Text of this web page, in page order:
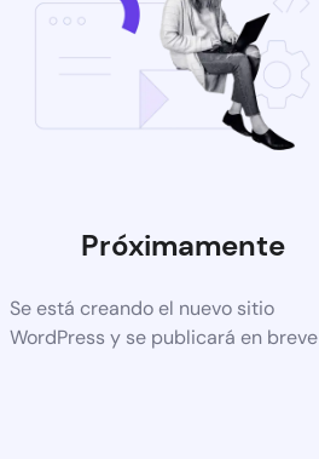
Próximamente
Se está creando el nuevo sitio
WordPress y se publicará en breve